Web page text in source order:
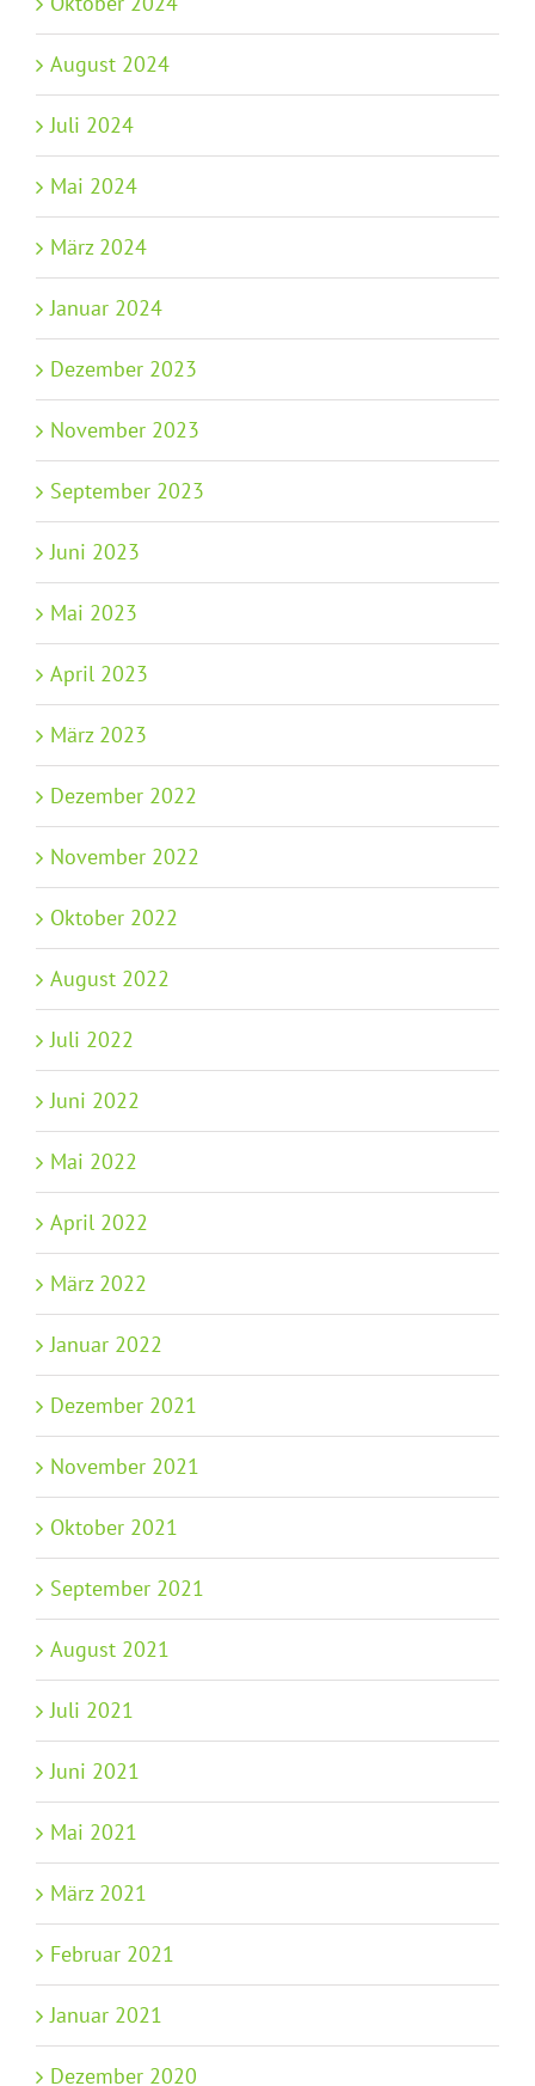
August 2024
Juli 2024
Mai 2024
März 2024
Januar 2024
Dezember 2023
November 2023
September 2023
Juni 2023
Mai 2023
April 2023
März 2023
Dezember 2022
November 2022
Oktober 2022
August 2022
Juli 2022
Juni 2022
Mai 2022
April 2022
März 2022
Januar 2022
Dezember 2021
November 2021
Oktober 2021
September 2021
August 2021
Juli 2021
Juni 2021
Mai 2021
März 2021
Februar 2021
Januar 2021
Dezember 2020